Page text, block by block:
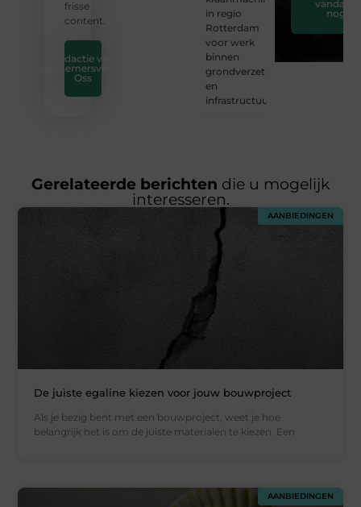
frisse
content.
Redactie van
Ondernemersverbond
Oss
in regio
Rotterdam
voor werk
binnen
grondverzet
en
infrastructuur
vandaag
nog
Gerelateerde berichten die u mogelijk
interesseren.
AANBIEDINGEN
De juiste egaline kiezen voor jouw bouwproject
Als je bezig bent met een bouwproject, weet je hoe
belangrijk het is om de juiste materialen te kiezen. Een
AANBIEDINGEN